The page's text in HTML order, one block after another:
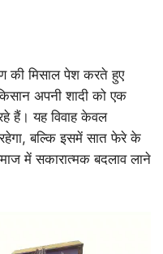
की मिसाल पेश करते हुए
अपनी शादी को एक
हैं। यह विवाह केवल
रहेगा, बल्कि इसमें सात फेरे के
में सकारात्मक बदलाव लाने